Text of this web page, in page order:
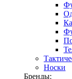
Носки
Бренды: